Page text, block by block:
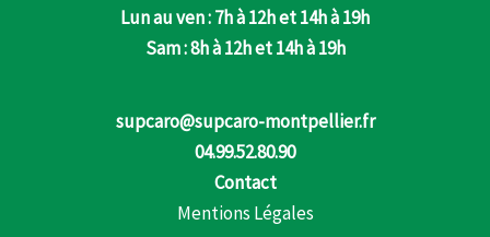
Lun au ven : 7h à 12h et 14h à 19h
Sam : 8h à 12h et 14h à 19h
supcaro@supcaro-montpellier.fr
04.99.52.80.90
Contact
Mentions Légales